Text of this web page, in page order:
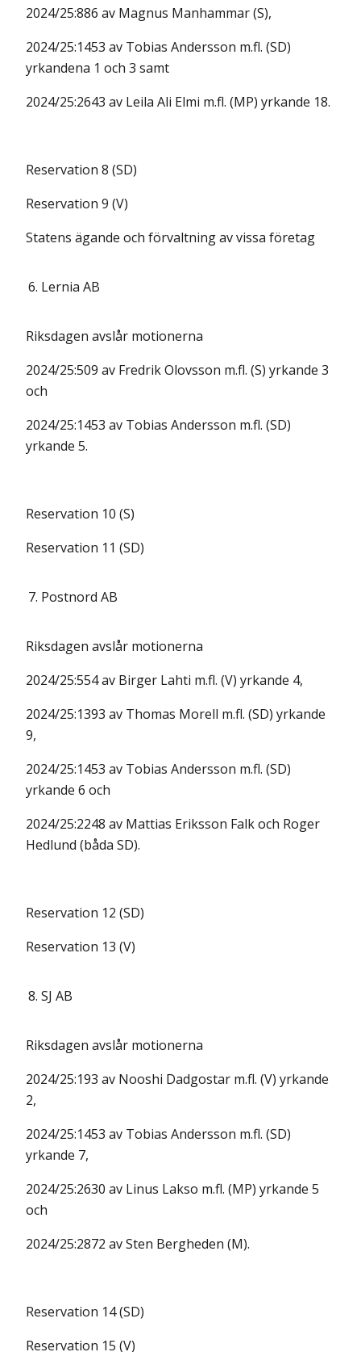
2024/25:886 av Magnus Manhammar (S),
2024/25:1453 av Tobias Andersson m.fl. (SD)
yrkandena 1 och 3 samt
2024/25:2643 av Leila Ali Elmi m.fl. (MP) yrkande 18.
Reservation 8 (SD)
Reservation 9 (V)
Statens ägande och förvaltning av vissa företag
6. Lernia AB
Riksdagen avslår motionerna
2024/25:509 av Fredrik Olovsson m.fl. (S) yrkande 3
och
2024/25:1453 av Tobias Andersson m.fl. (SD)
yrkande 5.
Reservation 10 (S)
Reservation 11 (SD)
7. Postnord AB
Riksdagen avslår motionerna
2024/25:554 av Birger Lahti m.fl. (V) yrkande 4,
2024/25:1393 av Thomas Morell m.fl. (SD) yrkande
9,
2024/25:1453 av Tobias Andersson m.fl. (SD)
yrkande 6 och
2024/25:2248 av Mattias Eriksson Falk och Roger
Hedlund (båda SD).
Reservation 12 (SD)
Reservation 13 (V)
8. SJ AB
Riksdagen avslår motionerna
2024/25:193 av Nooshi Dadgostar m.fl. (V) yrkande
2,
2024/25:1453 av Tobias Andersson m.fl. (SD)
yrkande 7,
2024/25:2630 av Linus Lakso m.fl. (MP) yrkande 5
och
2024/25:2872 av Sten Bergheden (M).
Reservation 14 (SD)
Reservation 15 (V)